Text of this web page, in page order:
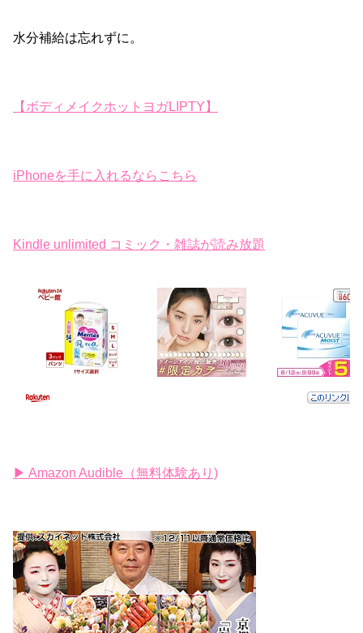
水分補給は忘れずに。
【ボディメイクホットヨガLIPTY】
iPhoneを手に入れるならこちら
Kindle unlimited コミック・雑誌が読み放題
▶ Amazon Audible（無料体験あり)